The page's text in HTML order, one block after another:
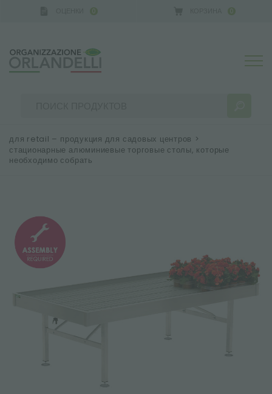
0 0
БОЛЬШЕ РЕЗУЛЬТАТОВ ДЛЯ ВАС:
для retail – продукция для садовых центров >
стационарные алюминиевые торговые столы, которые
необходимо собрать